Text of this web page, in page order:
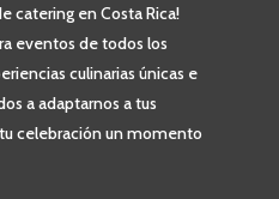
catering en Costa Rica!
eventos de todos los
culinarias únicas e
a adaptarnos a tus
celebración un momento